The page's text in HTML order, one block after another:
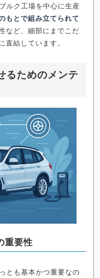
ルク工場を中心に生産
もとで組み立てられて
など、細部にまでこだ
結しています。
るためのメンテ
重要性
とも基本かつ重要なの